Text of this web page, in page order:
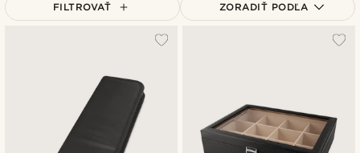
FILTROVAŤ ZORADIŤ PODĽA
Najdrahšie